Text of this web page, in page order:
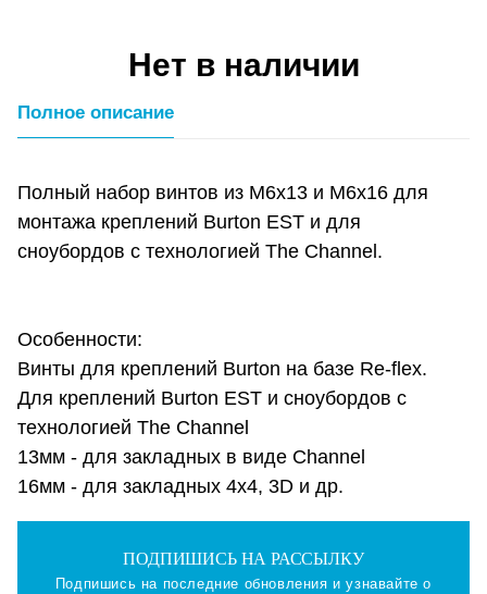
Нет в наличии
Полное описание
Полный набор винтов из M6x13 и M6x16 для
монтажа креплений Burton EST и для
сноубордов с технологией The Channel.
Особенности:
Винты для креплений Burton на базе Re-flex.
Для креплений Burton EST и сноубордов с
технологией The Channel
13мм - для закладных в виде Channel
16мм - для закладных 4х4, 3D и др.
ПОДПИШИСЬ НА РАССЫЛКУ
Подпишись на последние обновления и узнавайте о